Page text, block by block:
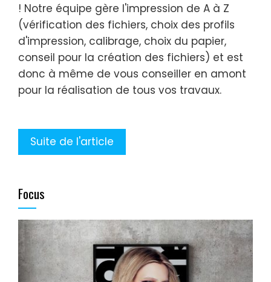
! Notre équipe gère l'impression de A à Z
(vérification des fichiers, choix des profils
d'impression, calibrage, choix du papier,
conseil pour la création des fichiers) et est
donc à même de vous conseiller en amont
pour la réalisation de tous vos travaux.
Suite de l'article
Focus